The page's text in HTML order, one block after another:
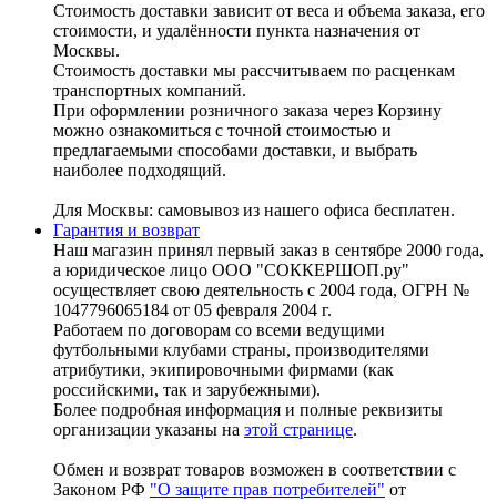
Стоимость доставки зависит от веса и объема заказа, его
стоимости, и удалённости пункта назначения от
Москвы.
Стоимость доставки мы рассчитываем по расценкам
транспортных компаний.
При оформлении розничного заказа через Корзину
можно ознакомиться с точной стоимостью и
предлагаемыми способами доставки, и выбрать
наиболее подходящий.
Для Москвы: самовывоз из нашего офиса бесплатен.
Гарантия и возврат
Наш магазин принял первый заказ в сентябре 2000 года,
а юридическое лицо ООО "СОККЕРШОП.ру"
осуществляет свою деятельность с 2004 года, ОГРН №
1047796065184 от 05 февраля 2004 г.
Работаем по договорам со всеми ведущими
футбольными клубами страны, производителями
атрибутики, экипировочными фирмами (как
российскими, так и зарубежными).
Более подробная информация и полные реквизиты
организации указаны на этой странице.
Обмен и возврат товаров возможен в соответствии с
Законом РФ "О защите прав потребителей" от